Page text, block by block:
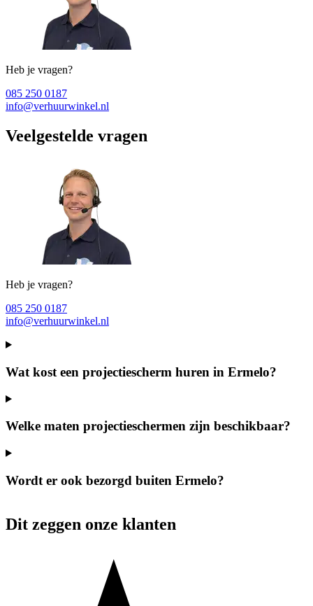
Heb je vragen?
085 250 0187
info@verhuurwinkel.nl
Veelgestelde vragen
Heb je vragen?
085 250 0187
info@verhuurwinkel.nl
Wat kost een projectiescherm huren in Ermelo?
Welke maten projectieschermen zijn beschikbaar?
Wordt er ook bezorgd buiten Ermelo?
Dit zeggen onze klanten